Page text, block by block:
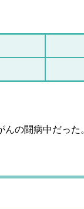
の闘病中だった。